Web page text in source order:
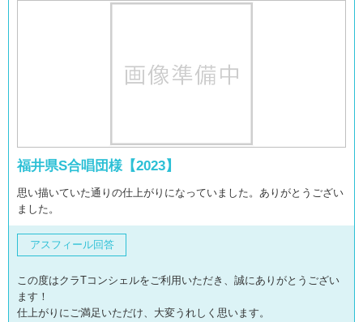
福井県S合唱団様【2023】
思い描いていた通りの仕上がりになっていました。ありがとうござい
ました。
アスフィール回答
この度はクラTコンシェルをご利用いただき、誠にありがとうござい
ます！
仕上がりにご満足いただけ、大変うれしく思います。